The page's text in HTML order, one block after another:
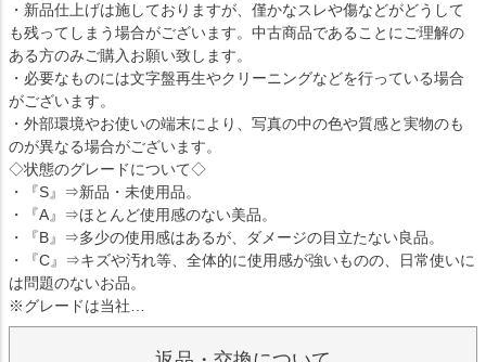
・新品仕上げは施しておりますが、僅かなスレや傷などがどうして
も残ってしまう場合がございます。中古商品であることにご理解の
ある方のみご購入お願い致します。
・必要なものには文字盤再生やクリーニングなどを行っている場合
がございます。
・外部環境やお使いの端末により、写真の中の色や質感と実物のも
のが異なる場合がございます。
◇状態のグレードについて◇
・『S』⇒新品・未使用品。
・『A』⇒ほとんど使用感のない美品。
・『B』⇒多少の使用感はあるが、ダメージの目立たない良品。
・『C』⇒キズや汚れ等、全体的に使用感が強いものの、日常使いに
は問題のないお品。
※グレードは当社…